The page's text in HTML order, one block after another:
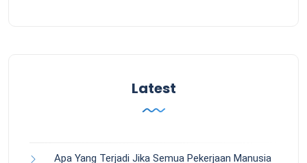
Latest
Apa Yang Terjadi Jika Semua Pekerjaan Manusia